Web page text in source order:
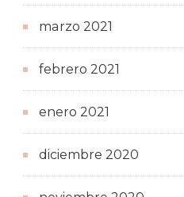
marzo 2021
febrero 2021
enero 2021
diciembre 2020